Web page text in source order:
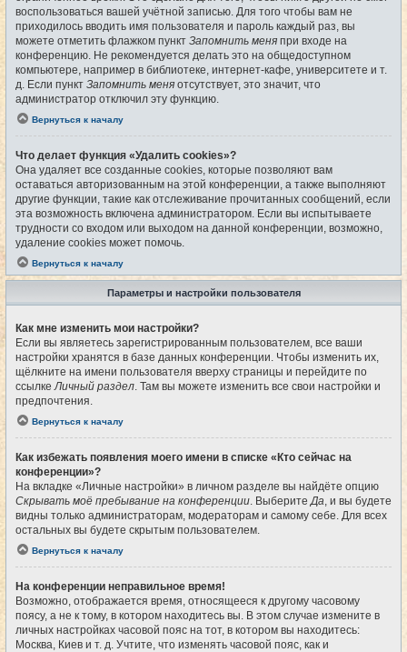
воспользоваться вашей учётной записью. Для того чтобы вам не
приходилось вводить имя пользователя и пароль каждый раз, вы
можете отметить флажком пункт Запомнить меня при входе на
конференцию. Не рекомендуется делать это на общедоступном
компьютере, например в библиотеке, интернет-кафе, университете и т.
д. Если пункт Запомнить меня отсутствует, это значит, что
администратор отключил эту функцию.
Вернуться к началу
Что делает функция «Удалить cookies»?
Она удаляет все созданные cookies, которые позволяют вам
оставаться авторизованным на этой конференции, а также выполняют
другие функции, такие как отслеживание прочитанных сообщений, если
эта возможность включена администратором. Если вы испытываете
трудности со входом или выходом на данной конференции, возможно,
удаление cookies может помочь.
Вернуться к началу
Параметры и настройки пользователя
Как мне изменить мои настройки?
Если вы являетесь зарегистрированным пользователем, все ваши
настройки хранятся в базе данных конференции. Чтобы изменить их,
щёлкните на имени пользователя вверху страницы и перейдите по
ссылкеЛичный раздел. Там вы можете изменить все свои настройки и
предпочтения.
Вернуться к началу
Как избежать появления моего имени в списке «Кто сейчас на
конференции»?
На вкладке «Личные настройки» в личном разделе вы найдёте опцию
Скрывать моё пребывание на конференции. ВыберитеДа, и вы будете
видны только администраторам, модераторам и самому себе. Для всех
остальных вы будете скрытым пользователем.
Вернуться к началу
На конференции неправильное время!
Возможно, отображается время, относящееся к другому часовому
поясу, а не к тому, в котором находитесь вы. В этом случае измените в
личных настройках часовой пояс на тот, в котором вы находитесь:
Москва, Киев и т. д. Учтите, что изменять часовой пояс, как и